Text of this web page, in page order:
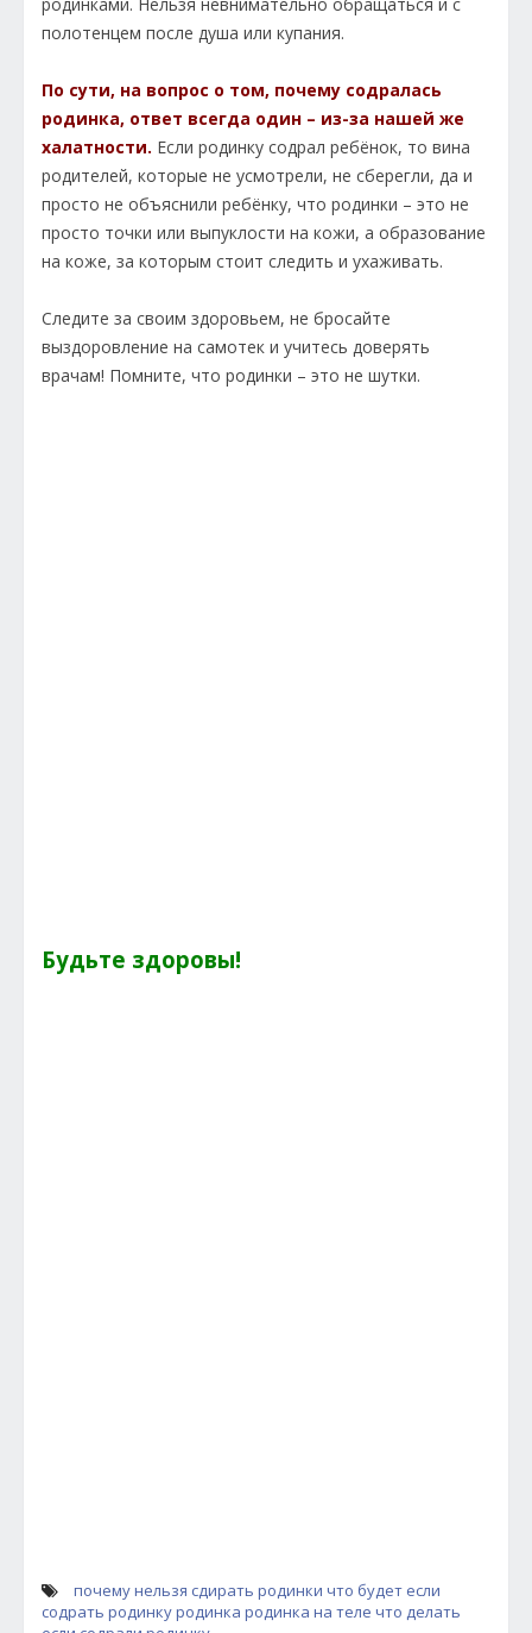
полотенцем после душа или купания.
По сути, на вопрос о том, почему содралась
родинка, ответ всегда один – из-за нашей же
халатности. Если родинку содрал ребёнок, то вина
родителей, которые не усмотрели, не сберегли, да и
просто не объяснили ребёнку, что родинки – это не
просто точки или выпуклости на кожи, а образование
на коже, за которым стоит следить и ухаживать.
Следите за своим здоровьем, не бросайте
выздоровление на самотек и учитесь доверять
врачам! Помните, что родинки – это не шутки.
Будьте здоровы!
почему нельзя сдирать родинки что будет если
содрать родинкуродинка родинка на теле что делать